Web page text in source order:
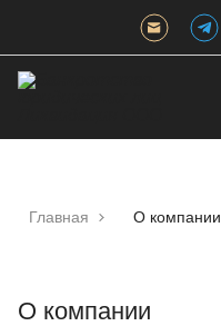
Главная О компании
О компании